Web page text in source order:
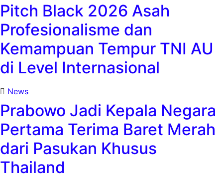
Pitch Black 2026 Asah
Profesionalisme dan
Kemampuan Tempur TNI AU
di Level Internasional
News
Prabowo Jadi Kepala Negara
Pertama Terima Baret Merah
dari Pasukan Khusus
Thailand